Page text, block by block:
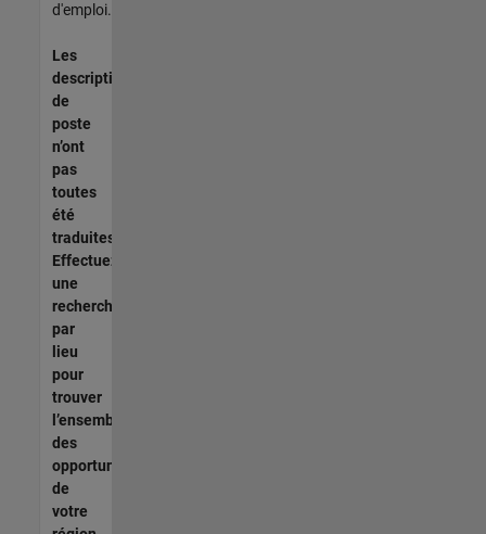
d'emploi.
Les
descriptions
de
poste
n’ont
pas
toutes
été
traduites.
Effectuez
une
recherche
par
lieu
pour
trouver
l’ensemble
des
opportunités
de
votre